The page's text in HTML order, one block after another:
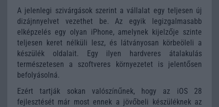
A jelenlegi szivárgások szerint a vállalat egy teljesen új
dizájnnyelvet vezethet be. Az egyik legizgalmasabb
elképzelés egy olyan iPhone, amelynek kijelzője szinte
teljesen keret nélküli lesz, és látványosan körbeöleli a
készülék oldalait. Egy ilyen hardveres átalakulás
természetesen a szoftveres környezetet is jelentősen
befolyásolná.
Ezért tartják sokan valószínűnek, hogy az iOS 28
fejlesztését már most ennek a jövőbeli készüléknek az